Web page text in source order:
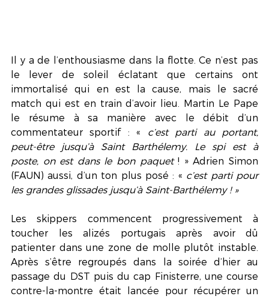
Il y a de l’enthousiasme dans la flotte. Ce n’est pas
le lever de soleil éclatant que certains ont
immortalisé qui en est la cause, mais le sacré
match qui est en train d’avoir lieu. Martin Le Pape
le résume à sa manière avec le débit d’un
commentateur sportif : « c’est parti au portant,
peut-être jusqu’à Saint Barthélemy. Le spi est à
poste, on est dans le bon paquet ! » Adrien Simon
(FAUN) aussi, d’un ton plus posé : « c’est parti pour
les grandes glissades jusqu’à Saint-Barthélemy ! »
Les skippers commencent progressivement à
toucher les alizés portugais après avoir dû
patienter dans une zone de molle plutôt instable.
Après s’être regroupés dans la soirée d’hier au
passage du DST puis du cap Finisterre, une course
contre-la-montre était lancée pour récupérer un